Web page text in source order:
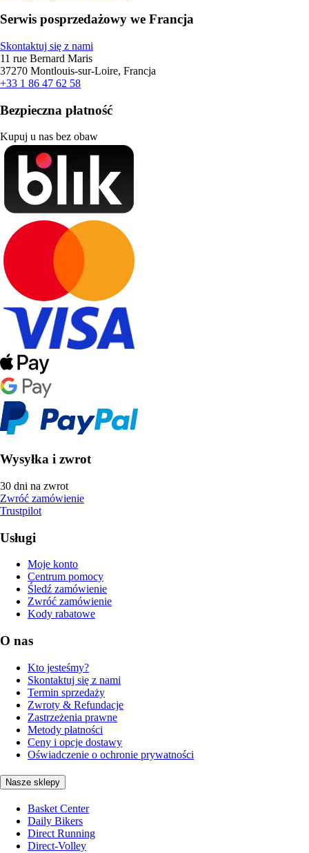
Serwis posprzedażowy we Francja
Skontaktuj się z nami
11 rue Bernard Maris
37270 Montlouis-sur-Loire, Francja
+33 1 86 47 62 58
Bezpieczna płatność
Kupuj u nas bez obaw
Wysyłka i zwrot
30 dni na zwrot
Zwróć zamówienie
Trustpilot
Usługi
Moje konto
Centrum pomocy
Śledź zamówienie
Zwróć zamówienie
Kody rabatowe
O nas
Kto jesteśmy?
Skontaktuj się z nami
Termin sprzedaży
Zwroty & Refundacje
Zastrzeżenia prawne
Metody płatności
Ceny i opcje dostawy
Oświadczenie o ochronie prywatności
Nasze sklepy
Basket Center
Daily Bikers
Direct Running
Direct-Volley